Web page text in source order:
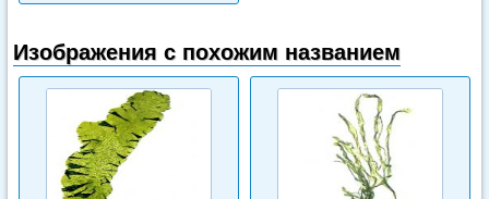
Изображения с похожим названием